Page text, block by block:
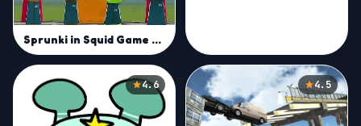
Sprunki in Squid Game Chamber
4.6 4.5